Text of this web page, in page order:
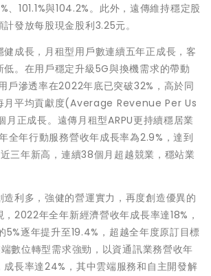
、101.1%與104.2%。此外，遠傳維持穩定股
發放每股現金股利3.25元。
成長，月租型用戶數連續五年正成長，客
低。在用戶穩定升級5G與換機需求的帶動
戶滲透率在2022年底已突破32%，高於同
月平均貢獻度(Average Revenue Per Us
月正成長。遠傳月租型ARPU更持續穩居業
全年行動服務營收年成長率為2.9%，達到
三年新高，連續38個月超越競業，穩站業
利多，強健的營運實力，再度創造優異的
2022年全年新經濟營收年成長率達18%，
5%逐年提升至19.4%，超越全年度原訂目標
數位轉型需求強勁，以資通訊業務營收年
成長率達24%，其中雲端服務和自主開發解